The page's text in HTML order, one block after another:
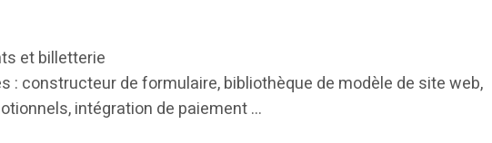
et billetterie
: constructeur de formulaire, bibliothèque de modèle de site web,
intégration de paiement …